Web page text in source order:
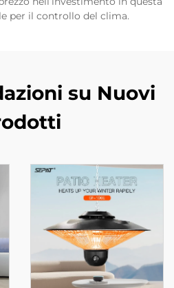
per il controllo del clima.
su Nuovi